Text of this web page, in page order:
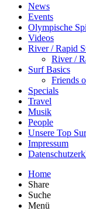
News
Events
Olympische
Videos
River / Rapid
River /
Surf Basics
Friends
Specials
Travel
Musik
People
Unsere Top
Impressum
Home
Share
Suche
Menü